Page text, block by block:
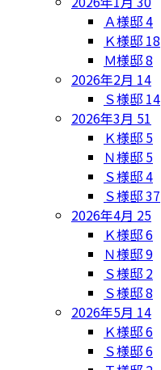
Ａ様邸4
Ｋ様邸 18
Ｍ様邸8
2026年2月 14
Ｓ様邸 14
2026年3月 51
Ｋ様邸 5
Ｎ様邸 5
Ｓ様邸4
Ｓ様邸37
2026年4月 25
Ｋ様邸6
Ｎ様邸9
Ｓ様邸 2
Ｓ様邸8
2026年5月 14
Ｋ様邸6
Ｓ様邸6